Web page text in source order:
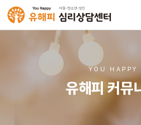
YOU HAPPY
유해피 커뮤